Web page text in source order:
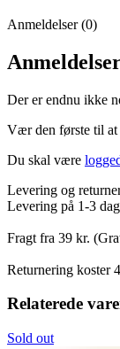
Anmeldelser (0)
Der er endnu ikke
Vær den første til at
Du skal være
Levering og
Levering på 1-3
Fragt fra 39 kr.
Returnering koster
Relaterede
Sold out